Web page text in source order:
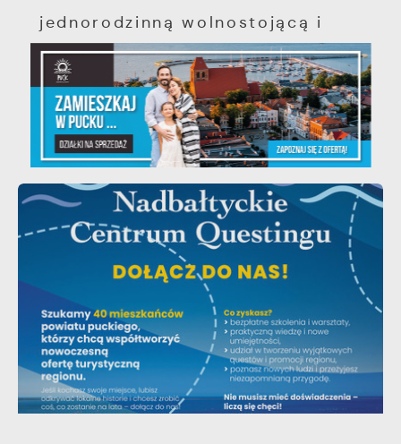
jednorodzinną wolnostojącą i
zabudowę mieszkaniową...